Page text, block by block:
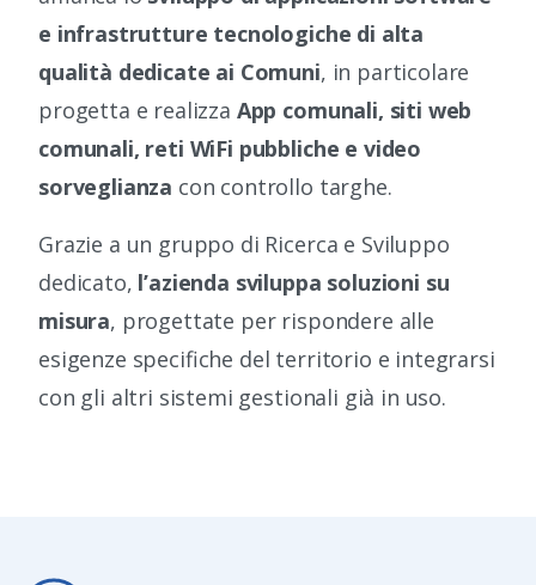
e infrastrutture tecnologiche di alta
qualità dedicate ai Comuni, in particolare
progetta e realizza App comunali, siti web
comunali, reti WiFi pubbliche e video
sorveglianza con controllo targhe.
Grazie a un gruppo di Ricerca e Sviluppo
dedicato, l’azienda sviluppa soluzioni su
misura, progettate per rispondere alle
esigenze specifiche del territorio e integrarsi
con gli altri sistemi gestionali già in uso.